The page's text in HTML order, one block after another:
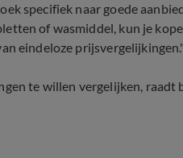
specifiek naar goede
of wasmiddel, kun je
eindeloze prijsvergelijkingen."
te willen vergelijken,